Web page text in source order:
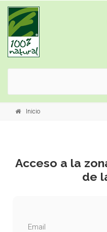
Inicio
Acceso a la
de
Email